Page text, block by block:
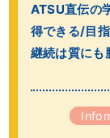
ATSU直伝の
得できる/目
継続は質にも